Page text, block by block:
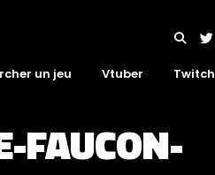
un jeu Vtuber Twitch
FAUCON-